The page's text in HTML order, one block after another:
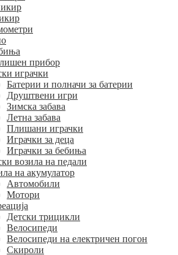
прибор
играчки
Батерии и полначи за батерии
Друштвени игри
Зимска забава
Летна забава
Плишани играчки
Играчки за деца
Играчки за бебиња
возила на педали
на акумулатор
Автомобили
Мотори
Детски трицикли
Велосипеди
Велосипеди на електричен погон
Скироли